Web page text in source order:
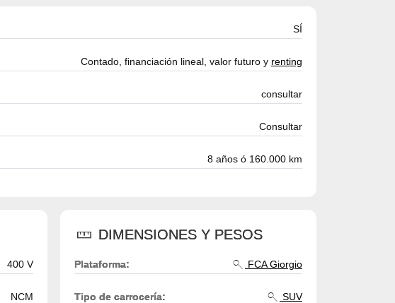
SÍ
Contado, financiación lineal, valor futuro y renting
consultar
Consultar
8 años ó 160.000 km
400 V
NCM
DIMENSIONES Y PESOS
Plataforma: FCA Giorgio
Tipo de carrocería: SUV